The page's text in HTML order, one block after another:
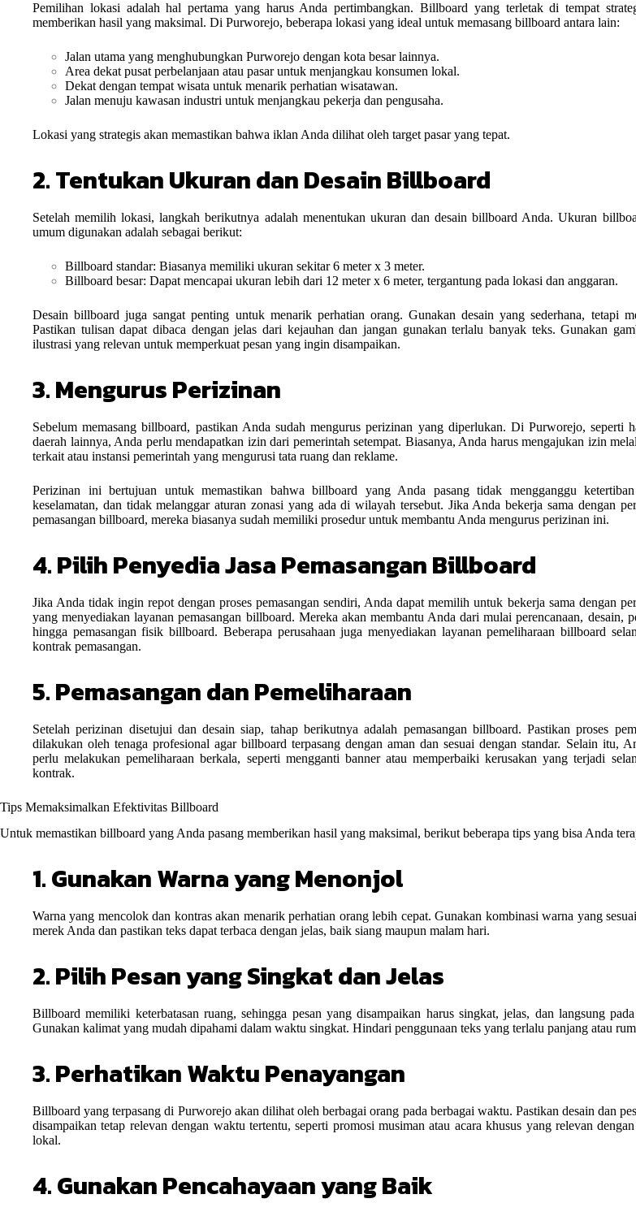
Pemilihan lokasi adalah hal pertama yang harus Anda pertimbangkan. Billboard yang terletak di tempat
memberikan hasil yang maksimal. Di Purworejo, beberapa lokasi yang ideal untuk memasang billboard antara lain:
Jalan utama yang menghubungkan Purworejo dengan kota besar lainnya.
Area dekat pusat perbelanjaan atau pasar untuk menjangkau konsumen lokal.
Dekat dengan tempat wisata untuk menarik perhatian wisatawan.
Jalan menuju kawasan industri untuk menjangkau pekerja dan pengusaha.
Lokasi yang strategis akan memastikan bahwa iklan Anda dilihat oleh target pasar yang tepat.
2. Tentukan Ukuran dan Desain Billboard
Setelah memilih lokasi, langkah berikutnya adalah menentukan ukuran dan desain billboard Anda. Ukuran
umum digunakan adalah sebagai berikut:
Billboard standar: Biasanya memiliki ukuran sekitar 6 meter x 3 meter.
Billboard besar: Dapat mencapai ukuran lebih dari 12 meter x 6 meter, tergantung pada lokasi dan anggaran.
Desain billboard juga sangat penting untuk menarik perhatian orang. Gunakan desain yang sederhana, tetapi
Pastikan tulisan dapat dibaca dengan jelas dari kejauhan dan jangan gunakan terlalu banyak teks. Gunakan
ilustrasi yang relevan untuk memperkuat pesan yang ingin disampaikan.
3. Mengurus Perizinan
Sebelum memasang billboard, pastikan Anda sudah mengurus perizinan yang diperlukan. Di Purworejo, seperti
daerah lainnya, Anda perlu mendapatkan izin dari pemerintah setempat. Biasanya, Anda harus mengajukan izin
terkait atau instansi pemerintah yang mengurusi tata ruang dan reklame.
Perizinan ini bertujuan untuk memastikan bahwa billboard yang Anda pasang tidak mengganggu
keselamatan, dan tidak melanggar aturan zonasi yang ada di wilayah tersebut. Jika Anda bekerja sama dengan
pemasangan billboard, mereka biasanya sudah memiliki prosedur untuk membantu Anda mengurus perizinan ini.
4. Pilih Penyedia Jasa Pemasangan Billboard
Jika Anda tidak ingin repot dengan proses pemasangan sendiri, Anda dapat memilih untuk bekerja sama dengan
yang menyediakan layanan pemasangan billboard. Mereka akan membantu Anda dari mulai perencanaan, desain,
hingga pemasangan fisik billboard. Beberapa perusahaan juga menyediakan layanan pemeliharaan billboard
kontrak pemasangan.
5. Pemasangan dan Pemeliharaan
Setelah perizinan disetujui dan desain siap, tahap berikutnya adalah pemasangan billboard. Pastikan proses
dilakukan oleh tenaga profesional agar billboard terpasang dengan aman dan sesuai dengan standar. Selain itu,
perlu melakukan pemeliharaan berkala, seperti mengganti banner atau memperbaiki kerusakan yang terjadi
kontrak.
Tips Memaksimalkan Efektivitas Billboard
Untuk memastikan billboard yang Anda pasang memberikan hasil yang maksimal, berikut beberapa tips yang bisa Anda
1. Gunakan Warna yang Menonjol
Warna yang mencolok dan kontras akan menarik perhatian orang lebih cepat. Gunakan kombinasi warna yang
merek Anda dan pastikan teks dapat terbaca dengan jelas, baik siang maupun malam hari.
2. Pilih Pesan yang Singkat dan Jelas
Billboard memiliki keterbatasan ruang, sehingga pesan yang disampaikan harus singkat, jelas, dan langsung
Gunakan kalimat yang mudah dipahami dalam waktu singkat. Hindari penggunaan teks yang terlalu panjang atau
3. Perhatikan Waktu Penayangan
Billboard yang terpasang di Purworejo akan dilihat oleh berbagai orang pada berbagai waktu. Pastikan desain dan
disampaikan tetap relevan dengan waktu tertentu, seperti promosi musiman atau acara khusus yang relevan
lokal.
4. Gunakan Pencahayaan yang Baik